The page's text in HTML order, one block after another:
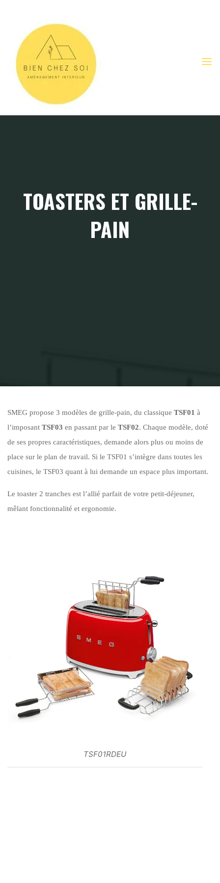
content
TOASTERS ET GRILLE-
PAIN
SMEG propose 3 modèles de grille-pain, du classiqueTSF01 à
l’imposantTSF03 en passant par leTSF02. Chaque modèle, doté
de ses propres caractéristiques, demande alors plus ou moins de
place sur le plan de travail. Si le TSF01 s’intègre dans toutes les
cuisines, le TSF03 quant à lui demande un espace plus important.
Le toaster 2 tranches est l’allié parfait de votre petit-déjeuner,
mêlant fonctionnalité et ergonomie.
TSF01RDEU